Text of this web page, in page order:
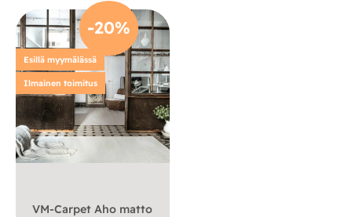
-20%
Esillä myymälässä
Ilmainen toimitus
VM-Carpet Aho matto